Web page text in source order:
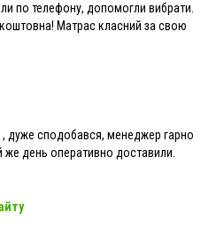
по телефону, допомогли вибрати.
Матрас класний за свою
дуже сподобався, менеджер гарно
же день оперативно доставили.